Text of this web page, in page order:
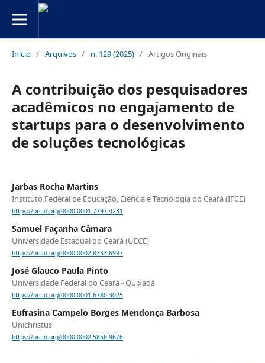
Início / Arquivos / n. 129 (2025) / Artigos Originais
A contribuição dos pesquisadores
acadêmicos no engajamento de
startups para o desenvolvimento
de soluções tecnológicas
Jarbas Rocha Martins
Instituto Federal de Educação, Ciência e Tecnologia do Ceará (IFCE)
https://orcid.org/0000-0001-7797-4231
Samuel Façanha Câmara
Universidade Estadual do Ceará (UECE)
https://orcid.org/0000-0002-8333-6997
José Glauco Paula Pinto
Universidade Federal do Ceará - Quixadá
https://orcid.org/0000-0001-6780-3025
Eufrasina Campelo Borges Mendonça Barbosa
Unichristus
https://orcid.org/0000-0002-5856-9676